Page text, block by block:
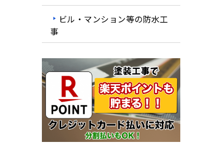
ビル・マンション等の防水工
事